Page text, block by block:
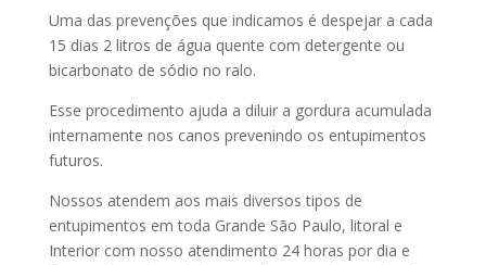
Uma das prevenções que indicamos é despejar a cada
15 dias 2 litros de água quente com detergente ou
bicarbonato de sódio no ralo.
Esse procedimento ajuda a diluir a gordura acumulada
internamente nos canos prevenindo os entupimentos
futuros.
Nossos atendem aos mais diversos tipos de
entupimentos em toda Grande São Paulo, litoral e
Interior com nosso atendimento 24 horas por dia e